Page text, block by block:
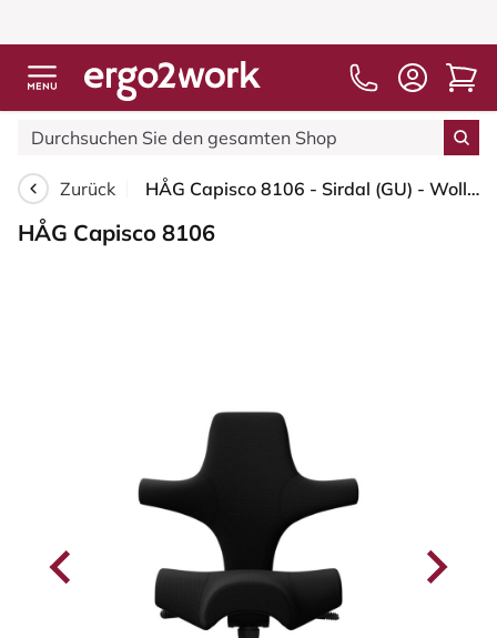
Zurück HÅG Capisco 8106 - Sirdal (GU) - Wolle - SRD190 Black - Schwarz - 200 mm (Sitzhöhe 46-64cm) - Bodengleiter
HÅG Capisco 8106